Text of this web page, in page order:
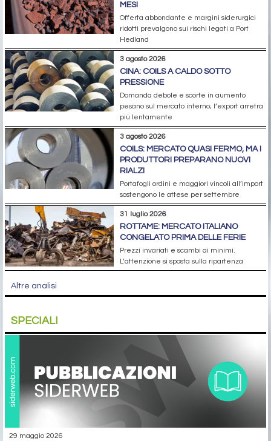
MESI
Offerta abbondante e margini siderurgici
ridotti prevalgono sui rischi legati a Port
Hedland
3 agosto 2026
CINA: COILS A CALDO SOTTO
PRESSIONE
Domanda debole e scorte in aumento
pesano sul mercato interno; l’export arretra
più lentamente
3 agosto 2026
COILS: MERCATO QUASI FERMO, MA I
PRODUTTORI PREPARANO NUOVI
RIALZI
Portafogli ordini e maggiori vincoli all’import
sostengono le attese per settembre
31 luglio 2026
ROTTAME: MERCATO ITALIANO
CONGELATO PRIMA DELLE FERIE
Prezzi invariati e scambi ai minimi.
L’attenzione si sposta sulla ripartenza
Altre analisi
SPECIALI
29 maggio 2026